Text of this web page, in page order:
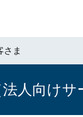
さま
人向けサ